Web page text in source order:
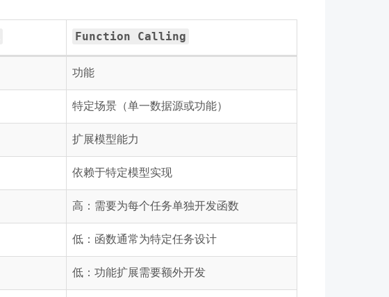
Function Calling
功能
特定场景（单一数据源或功能）
扩展模型能力
依赖于特定模型实现
高：需要为每个任务单独开发函数
低：函数通常为特定任务设计
低：功能扩展需要额外开发